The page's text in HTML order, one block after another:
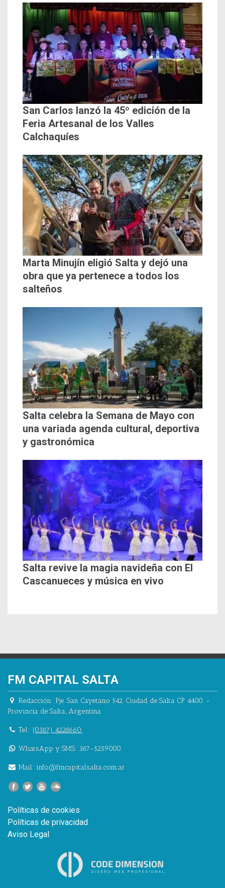
San Carlos lanzó la 45º edición de la
Feria Artesanal de los Valles
Calchaquíes
Marta Minujín eligió Salta y dejó una
obra que ya pertenece a todos los
salteños
Salta celebra la Semana de Mayo con
una variada agenda cultural, deportiva
y gastronómica
Salta revive la magia navideña con El
Cascanueces y música en vivo
FM CAPITAL SALTA
Redacción: Pje. San Cayetano 542. Ciudad de Salta CP 4400. -
Provincia de Salta., Argentina.
Tel.: (0387) 4228660.
WhatsApp y SMS: 387-5259000.
Mail: info@fmcapitalsalta.com.ar
Políticas de cookies
Políticas de privacidad
Aviso Legal